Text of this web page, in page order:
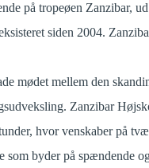
på tropeøen Zanzibar,
siden 2004.
mødet mellem den
Zanzibar
hvor venskaber på
som byder på spændende